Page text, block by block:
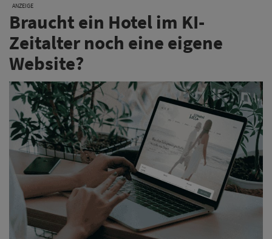
ANZEIGE
Braucht ein Hotel im KI-
Zeitalter noch eine eigene
Website?